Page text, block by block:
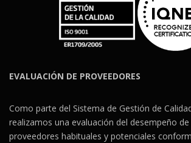
EVALUACIÓN DE PROVEEDORES
Como parte del Sistema de Gestión de
realizamos una evaluación del desempeño
proveedores habituales y potenciales